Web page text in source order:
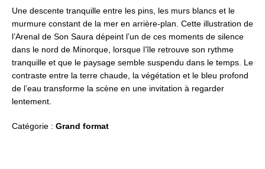
le
bleu
Une descente tranquille entre les pins, les murs blancs et le
murmure constant de la mer en arrière-plan. Cette illustration de
l’Arenal de Son Saura dépeint l’un de ces moments de silence
dans le nord de Minorque, lorsque l’île retrouve son rythme
tranquille et que le paysage semble suspendu dans le temps. Le
contraste entre la terre chaude, la végétation et le bleu profond
de l’eau transforme la scène en une invitation à regarder
lentement.
Catégorie : Grand format